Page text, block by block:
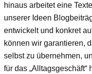
hinaus arbeitet eine
unserer Ideen
entwickelt und konkret
können wir garantieren,
selbst zu übernehmen,
für das „Alltagsgeschäft“